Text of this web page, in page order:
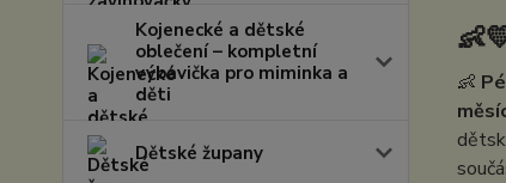
Kojenecké a dětské
oblečení – kompletní
výbavička pro miminka a
děti
Dětské župany
👶